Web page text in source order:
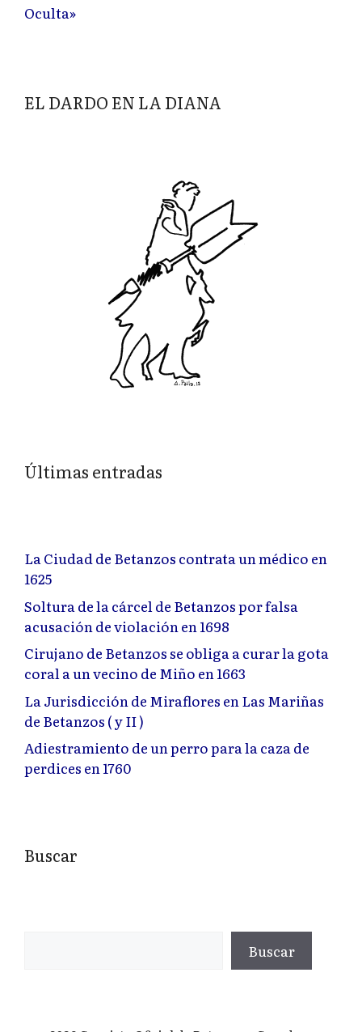
Oculta»
EL DARDO EN LA DIANA
Últimas entradas
La Ciudad de Betanzos contrata un médico en
1625
Soltura de la cárcel de Betanzos por falsa
acusación de violación en 1698
Cirujano de Betanzos se obliga a curar la gota
coral a un vecino de Miño en 1663
La Jurisdicción de Miraflores en Las Mariñas
de Betanzos ( y II )
Adiestramiento de un perro para la caza de
perdices en 1760
Buscar
Buscar